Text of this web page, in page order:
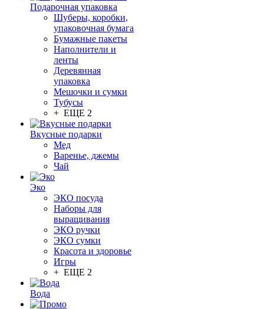
Подарочная упаковка
Шуберы, коробки,
упаковочная бумага
Бумажные пакеты
Наполнители и
ленты
Деревянная
упаковка
Мешочки и сумки
Тубусы
+ ЕЩЕ 2
Вкусные подарки
Мед
Варенье, джемы
Чай
Эко
ЭКО посуда
Наборы для
выращивания
ЭКО ручки
ЭКО сумки
Красота и здоровье
Игры
+ ЕЩЕ 2
Вода